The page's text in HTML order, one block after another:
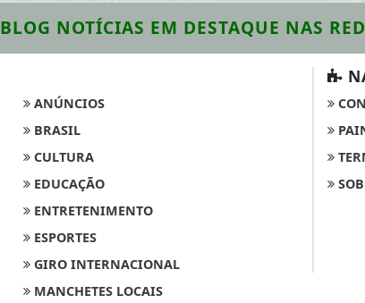
BLOG NOTÍCIAS EM DESTAQUE NAS
ANÚNCIOS
BRASIL
CULTURA
EDUCAÇÃO
ENTRETENIMENTO
ESPORTES
GIRO INTERNACIONAL
MANCHETES LOCAIS